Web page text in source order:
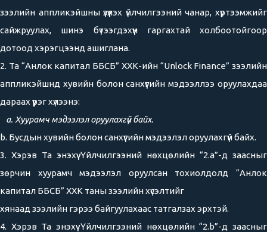
зээлийн аппликэйшны үзүүлэх үйлчилгээний чанар, хүртээмжийг
сайжруулах, шинэ бүтээгдэхүүн гаргахтай холбоотойгоор
дотоод хэрэгцээнд ашиглана.
2. Та “Анлок капитал ББСБ” ХХК-ийн “Unlock Finance” зээлийн
аппликэйшнд хувийн болон санхүүгийн мэдээллээ оруулахдаа
дараах үүрэг хүлээнэ:
a. Хуурамч мэдээлэл оруулахгүй байх.
b. Бусдын хувийн болон санхүүгийн мэдээлэл оруулахгүй байх.
3. Хэрэв Та энэхүү Үйлчилгээний нөхцөлийн “2.a”-д заасныг
зөрчин хуурамч мэдээлэл оруулсан тохиолдолд “Анлок
капитал ББСБ” ХХК таны зээлийн хүсэлтийг
хянаад зээлийн гэрээ байгуулахаас татгалзах эрхтэй.
4. Хэрэв Та энэхүү Үйлчилгээний нөхцөлийн “2.b”-д заасныг